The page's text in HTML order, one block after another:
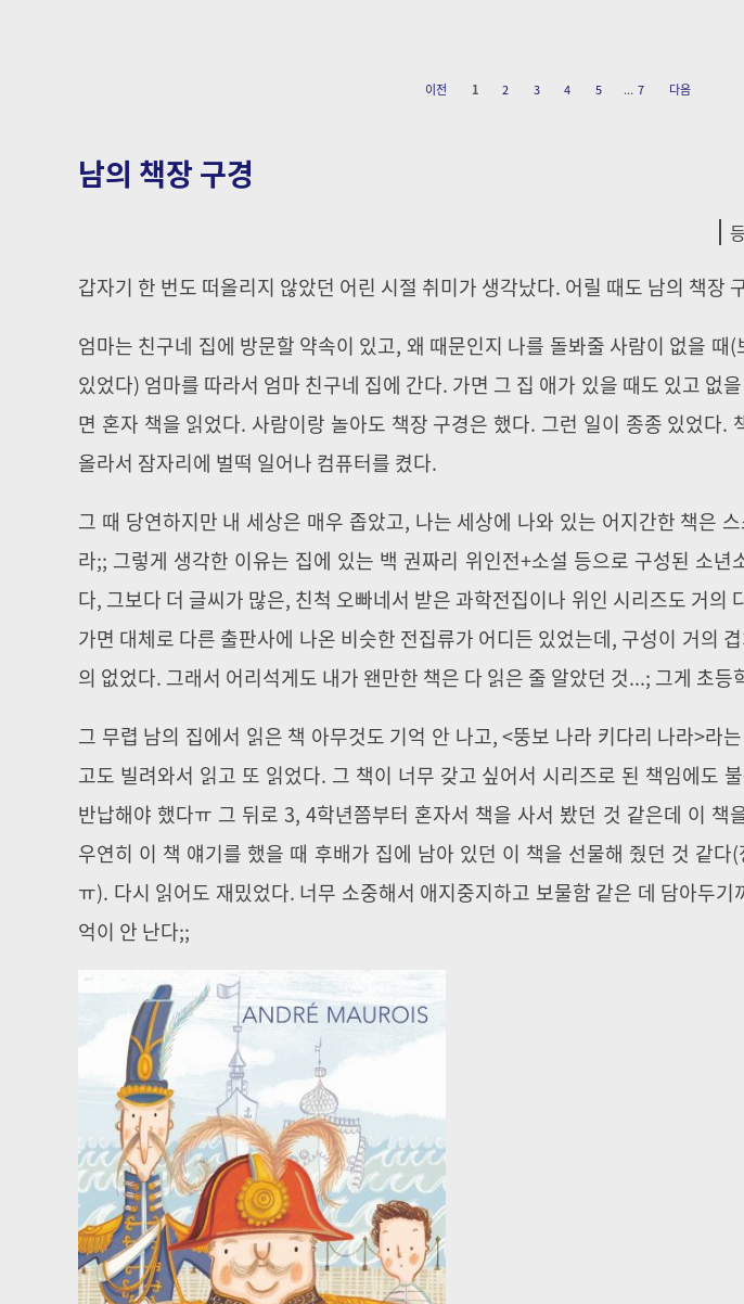
이전 1 2 3 4 5 ... 7 다음
남의 책장 구경
갑자기 한 번도 떠올리지 않았던 어린 시절 취미가 생각났다. 어릴 때도 남의 책장
엄마는 친구네 집에 방문할 약속이 있고, 왜 때문인지 나를 돌봐줄 사람이 없을 때
있었다) 엄마를 따라서 엄마 친구네 집에 간다. 가면 그 집 애가 있을 때도 있고 없
면 혼자 책을 읽었다. 사람이랑 놀아도 책장 구경은 했다. 그런 일이 종종 있었다.
올라서 잠자리에 벌떡 일어나 컴퓨터를 켰다.
그 때 당연하지만 내 세상은 매우 좁았고, 나는 세상에 나와 있는 어지간한 책은
라;; 그렇게 생각한 이유는 집에 있는 백 권짜리 위인전+소설 등으로 구성된 소년
다, 그보다 더 글씨가 많은, 친척 오빠네서 받은 과학전집이나 위인 시리즈도 거의
가면 대체로 다른 출판사에 나온 비슷한 전집류가 어디든 있었는데, 구성이 거의
의 없었다. 그래서 어리석게도 내가 왠만한 책은 다 읽은 줄 알았던 것...; 그게 초
그 무렵 남의 집에서 읽은 책 아무것도 기억 안 나고, <뚱보 나라 키다리 나라>라
고도 빌려와서 읽고 또 읽었다. 그 책이 너무 갖고 싶어서 시리즈로 된 책임에도
반납해야 했다ㅠ 그 뒤로 3, 4학년쯤부터 혼자서 책을 사서 봤던 것 같은데 이 책
우연히 이 책 얘기를 했을 때 후배가 집에 남아 있던 이 책을 선물해 줬던 것 같
ㅠ). 다시 읽어도 재밌었다. 너무 소중해서 애지중지하고 보물함 같은 데 담아두
억이 안 난다;;